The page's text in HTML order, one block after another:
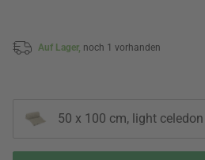
Auf Lager, noch 1 vorhanden
50 x 100 cm, light celedon